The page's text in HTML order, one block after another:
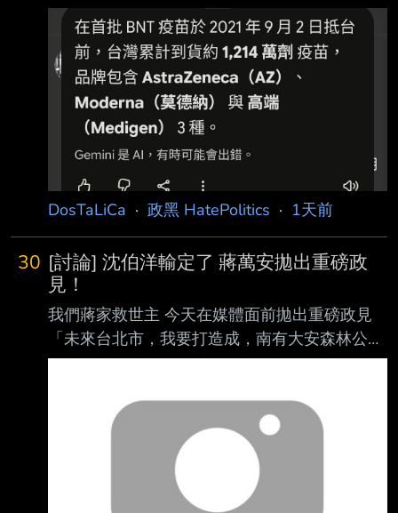
以及後續台灣製造的高端補上 基本上就可以度
過疫苗偏少的狀況 我是不懂蔣萬安為什麼說當
時缺疫苗 那既然缺疫苗 陳時中就更沒有阻擋的
理由 唯一解釋就是國民黨力挺的法律顧問 “說不
定“國民黨也想分 加上可以讓上海代理商賺錢 還
可以賺名聲 話說回來 所以蔣萬安說當初缺疫苗
他有去查證過了嗎 以及 高端真的不錯 經過這幾
年的實驗證明 確實是有效的疫苗 當初都被國民
黨抹黑了 --
DosTaLiCa · 政黑 HatePolitics · 1天前
30 [討論] 沈伯洋輸定了 蔣萬安拋出重磅政
見！
我們蔣家救世主 今天在媒體面前拋出重磅政見
「未來台北市，我要打造成，南有大安森林公
園，北有榮星花園!」 沈伯洋，人家要蓋花園跟
建議你蓋一個台北101不然打不贏喔 --